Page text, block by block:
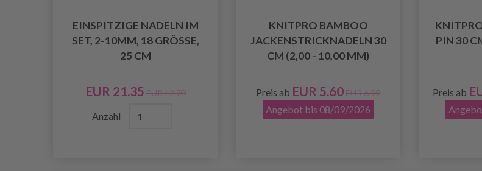
EINSPITZIGE NADELN IM
SET, 2-10MM, 18 GRÖSSE, 2
5 CM
EUR 21.35 EUR 42.70
Anzahl
KNITPRO BAMBOO
JACKENSTRICKNADELN 30
CM (2,00 - 10,00 MM)
Preis ab EUR 5.60EUR 6.99
Angebot bis 08/09/2026
PIN 30
Preis ab